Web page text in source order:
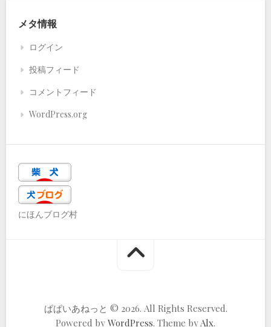
メタ情報
ログイン
投稿フィード
コメントフィード
WordPress.org
にほんブログ村
ぱぱいあねっと © 2026. All Rights Reserved.
Powered by WordPress. Theme byAlx.